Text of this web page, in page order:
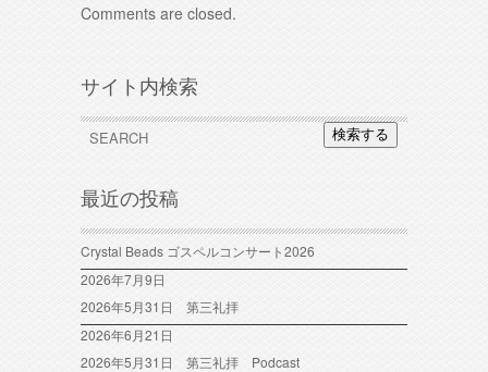
Comments are closed.
サイト内検索
検索する
最近の投稿
Crystal Beads ゴスペルコンサート2026
2026年7月9日
2026年5月31日 第三礼拝
2026年6月21日
2026年5月31日 第三礼拝 Podcast